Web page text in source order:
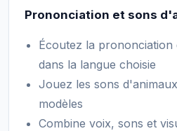
Prononciation et sons
Écoutez la
dans la langue choisie
Jouez les sons
modèles
Combine voix, sons et